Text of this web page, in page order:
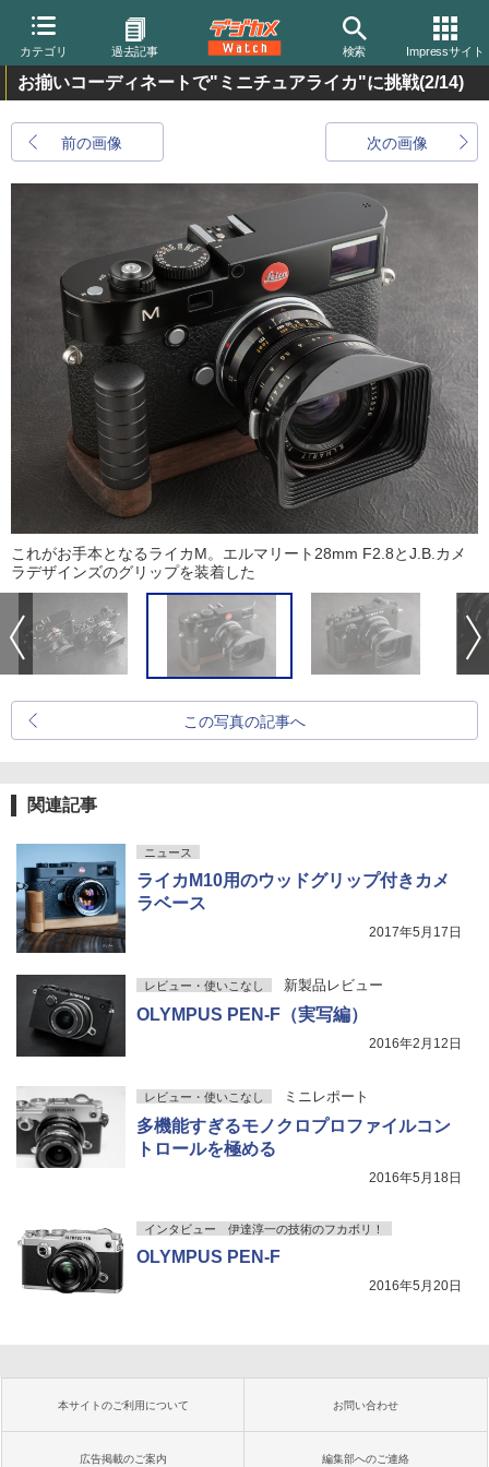
カテゴリ 過去記事 検索 Impressサイト
お揃いコーディネートで"ミニチュアライカ"に挑戦(2/14)
前の画像 次の画像
これがお手本となるライカM。エルマリート28mm F2.8とJ.B.カメ
ラデザインズのグリップを装着した
この写真の記事へ
関連記事
ニュース
ライカM10用のウッドグリップ付きカメ
ラベース
2017年5月17日
レビュー・使いこなし 新製品レビュー
OLYMPUS PEN-F（実写編）
2016年2月12日
レビュー・使いこなし ミニレポート
多機能すぎるモノクロプロファイルコン
トロールを極める
2016年5月18日
インタビュー 伊達淳一の技術のフカボリ！
OLYMPUS PEN-F
2016年5月20日
本サイトのご利用について お問い合わせ
広告掲載のご案内 編集部へのご連絡